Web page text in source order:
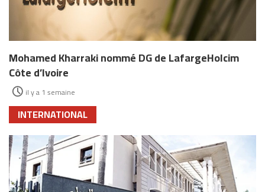
Mohamed Kharraki nommé DG de LafargeHolcim
Côte d’Ivoire
il y a 1 semaine
INTERNATIONAL